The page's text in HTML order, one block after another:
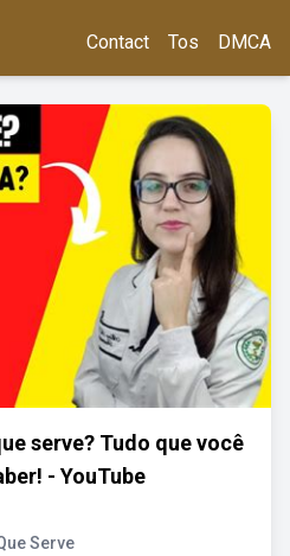
Contact Tos DMCA
serve? Tudo que você
- YouTube
Serve